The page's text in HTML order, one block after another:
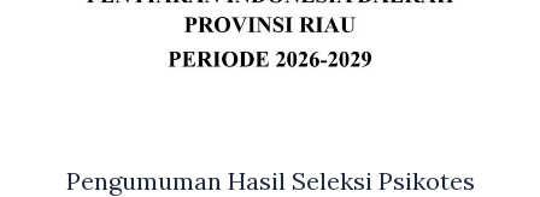
Pengumuman Hasil Seleksi Psikotes